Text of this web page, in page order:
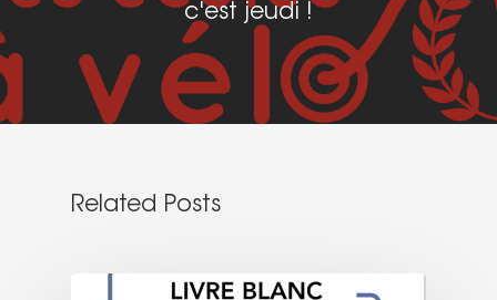
c'est jeudi !
Related Posts